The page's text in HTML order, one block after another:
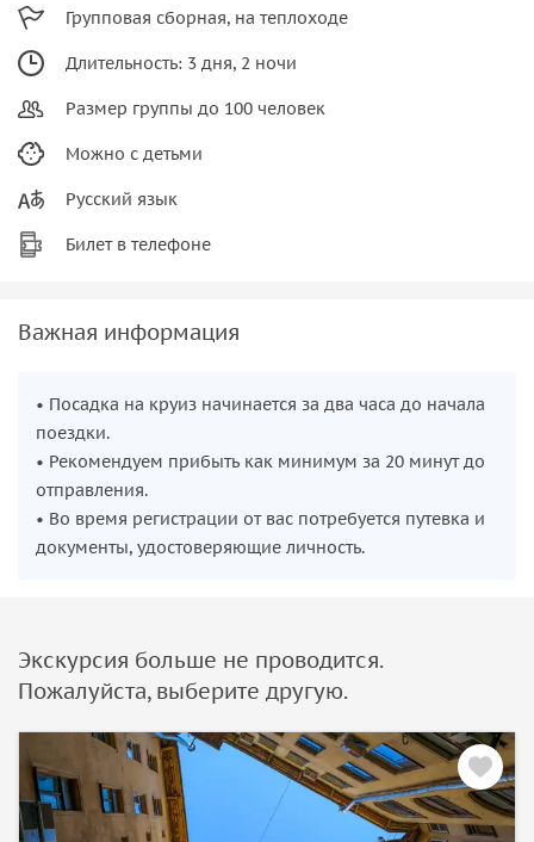
Групповая сборная, на теплоходе
Длительность: 3 дня, 2 ночи
Размер группы до 100 человек
Можно с детьми
Русский язык
Билет в телефоне
Важная информация
• Посадка на круиз начинается за два часа до начала
поездки.
• Рекомендуем прибыть как минимум за 20 минут до
отправления.
• Во время регистрации от вас потребуется путевка и
документы, удостоверяющие личность.
Экскурсия больше не проводится.
Пожалуйста, выберите другую.